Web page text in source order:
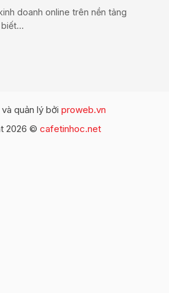
doanh online trên nền tảng
quản lý bởi proweb.vn
2026 © cafetinhoc.net